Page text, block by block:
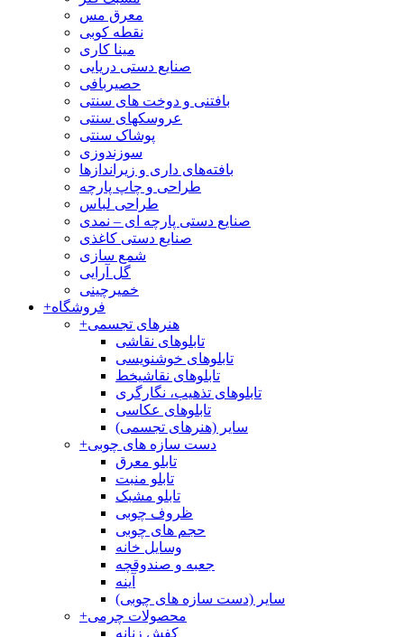
معرق مس
نقطه کوبی
مینا کاری
صنایع دستی دریایی
حصیربافی
بافتنی‌ و دوخت های سنتی
عروسکهای سنتی
پوشاک سنتی
سوزندوزی
بافته‌های داری و زیراندازها
طراحی و چاپ پارچه
طراحی لباس
صنایع دستی پارچه ای – نمدی
صنایع دستی کاغذی
شمع سازی
گل آرایی
خمیرچینی
+فروشگاه
+هنرهای تجسمی
تابلوهای نقاشی
تابلوهای خوشنویسی
تابلوهای نقاشیخط
تابلوهای تذهیب، نگارگری
تابلوهای عکاسی
سایر (هنرهای تجسمی)
+دست سازه های چوبی
تابلو معرق
تابلو منبت
تابلو مشبک
ظروف چوبی
حجم های چوبی
وسایل خانه
جعبه و صندوقچه
آینه
سایر (دست سازه های چوبی)
+محصولات چرمی
کفش زنانه